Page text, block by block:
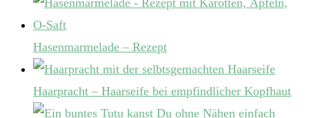
Hasenmarmelade – Rezept
Haarpracht – Haarseife bei empfindlicher Kopfhaut